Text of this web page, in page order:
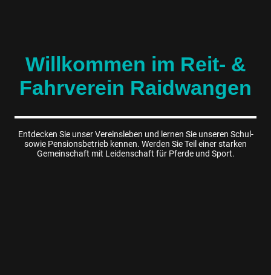
Willkommen im Reit- &
Fahrverein Raidwangen
Entdecken Sie unser Vereinsleben und lernen Sie unseren Schul-
sowie Pensionsbetrieb kennen. Werden Sie Teil einer starken
Gemeinschaft mit Leidenschaft für Pferde und Sport.